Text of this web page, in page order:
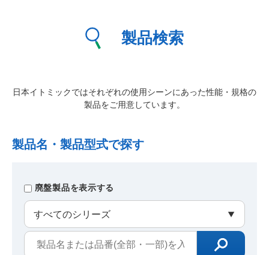
製品検索
日本イトミックではそれぞれの使用シーンにあった性能・規格の
製品をご用意しています。
製品名・製品型式で探す
廃盤製品を表示する